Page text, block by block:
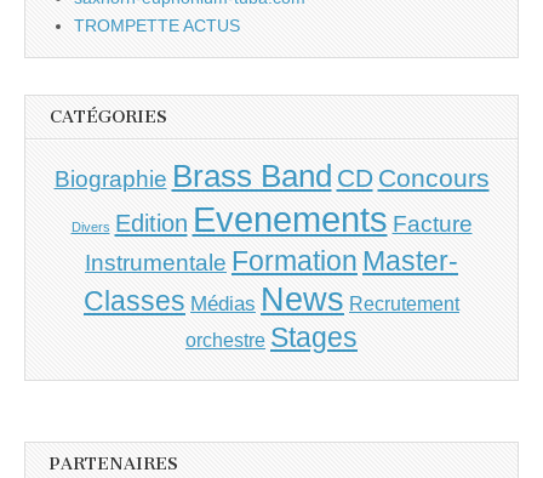
TROMPETTE ACTUS
CATÉGORIES
Biographie Brass Band CD Concours
Divers Edition Evenements Facture
Instrumentale Formation Master-
Classes Médias News Recrutement
orchestre Stages
PARTENAIRES